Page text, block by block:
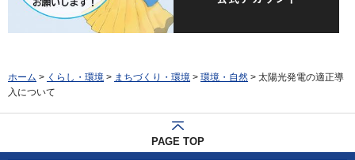
ホーム > くらし・環境 > まちづくり・環境 > 環境・自然 > 太陽光発電の適正導
入について
PAGE TOP